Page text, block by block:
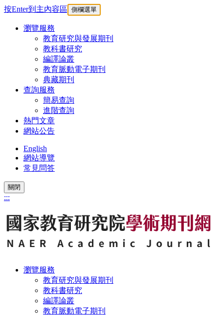
按Enter到主內容區 側欄選單
瀏覽服務
教育研究與發展期刊
教科書研究
編譯論叢
教育脈動電子期刊
典藏期刊
查詢服務
簡易查詢
進階查詢
熱門文章
網站公告
English
網站導覽
常見問答
關閉
:::
瀏覽服務
教育研究與發展期刊
教科書研究
編譯論叢
教育脈動電子期刊